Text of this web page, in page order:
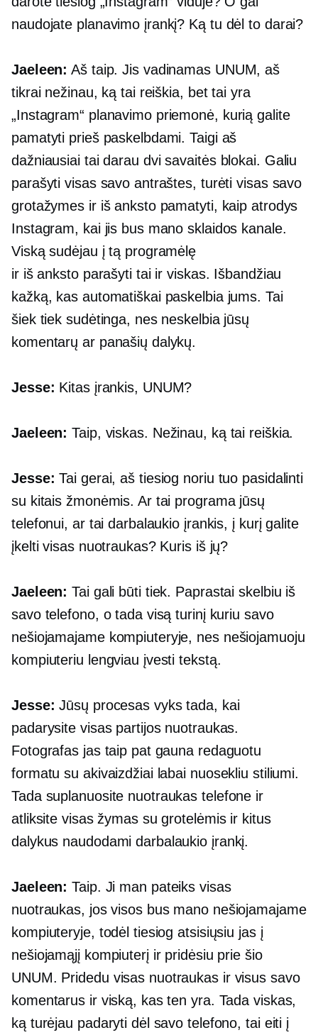
naudojate planavimo įrankį? Ką tu dėl to darai?
Jaeleen: Aš taip. Jis vadinamas UNUM, aš
tikrai nežinau, ką tai reiškia, bet tai yra
„Instagram“ planavimo priemonė, kurią galite
pamatyti prieš paskelbdami. Taigi aš
dažniausiai tai darau dvi savaitėsblokai. Galiu
parašyti visas savo antraštes, turėti visas savo
grotažymes ir iš anksto pamatyti, kaip atrodys
Instagram, kai jis bus mano sklaidos kanale.
Viską sudėjau į tą programėlę
ir iš anksto parašytitai ir viskas. Išbandžiau
kažką, kas automatiškai paskelbia jums. Tai
šiek tiek sudėtinga, nes neskelbia jūsų
komentarų ar panašių dalykų.
Jesse: Kitas įrankis, UNUM?
Jaeleen: Taip, viskas. Nežinau, ką tai reiškia.
Jesse: Tai gerai, aš tiesiog noriu tuo pasidalinti
su kitais žmonėmis. Ar tai programa jūsų
telefonui, ar tai darbalaukio įrankis, į kurį galite
įkelti visas nuotraukas? Kuris iš jų?
Jaeleen: Tai gali būti tiek. Paprastai skelbiu iš
savo telefono, o tada visą turinį kuriu savo
nešiojamajame kompiuteryje, nes nešiojamuoju
kompiuteriu lengviau įvesti tekstą.
Jesse: Jūsų procesas vyks tada, kai
padarysite visas partijos nuotraukas.
Fotografas jas taip pat gauna redaguotu
formatu su akivaizdžiai labai nuosekliu stiliumi.
Tada suplanuosite nuotraukas telefone ir
atliksite visas žymas su grotelėmis ir kitus
dalykus naudodami darbalaukio įrankį.
Jaeleen: Taip. Ji man pateiks visas
nuotraukas, jos visos bus mano nešiojamajame
kompiuteryje, todėl tiesiog atsisiųsiu jas į
nešiojamąjį kompiuterį ir pridėsiu prie šio
UNUM. Pridedu visas nuotraukas ir visus savo
komentarus ir viską, kas ten yra. Tada viskas,
ką turėjau padaryti dėl savo telefono, tai eiti į